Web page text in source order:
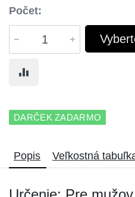
Počet:
DARČEK ZADARMO
Popis Veľkostná